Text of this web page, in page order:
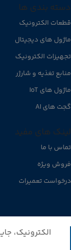
دسته بندی ها
قطعات الکترونیک
ماژول های دیجیتال
تجهیزات الکترونیک
منابع تغذیه و شارژر
ماژول های IoT
گجت های AI
لینک های مفید
تماس با ما
فروش ویژه
درخواست تعمیرات
الکترونیک،